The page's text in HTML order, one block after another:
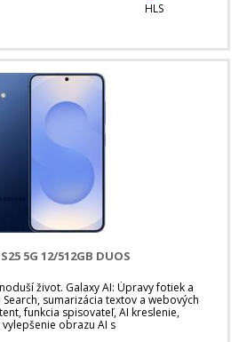
HLS
5G 12/512GB DUOS
život. Galaxy AI: Úpravy fotiek a
sumarizácia textov a webových
funkcia spisovateľ, AI kreslenie,
obrazu AI s